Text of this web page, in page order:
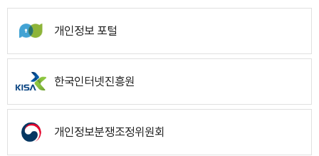
개인정보 포털
한국인터넷진흥원
개인정보분쟁조정위원회